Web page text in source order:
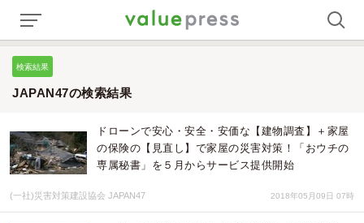
検索結果
JAPAN47の検索結果
ドローンで安心・安全・安価な【建物調査】＋家屋
の保険の【見直し】で家屋の災害対策！「おウチの
専属秘書」を５月からサービス提供開始
(一社)災害対策建設協会 JAPAN47 2018年05月09日 07時